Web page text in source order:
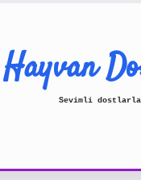
Hayvan
Sevimli